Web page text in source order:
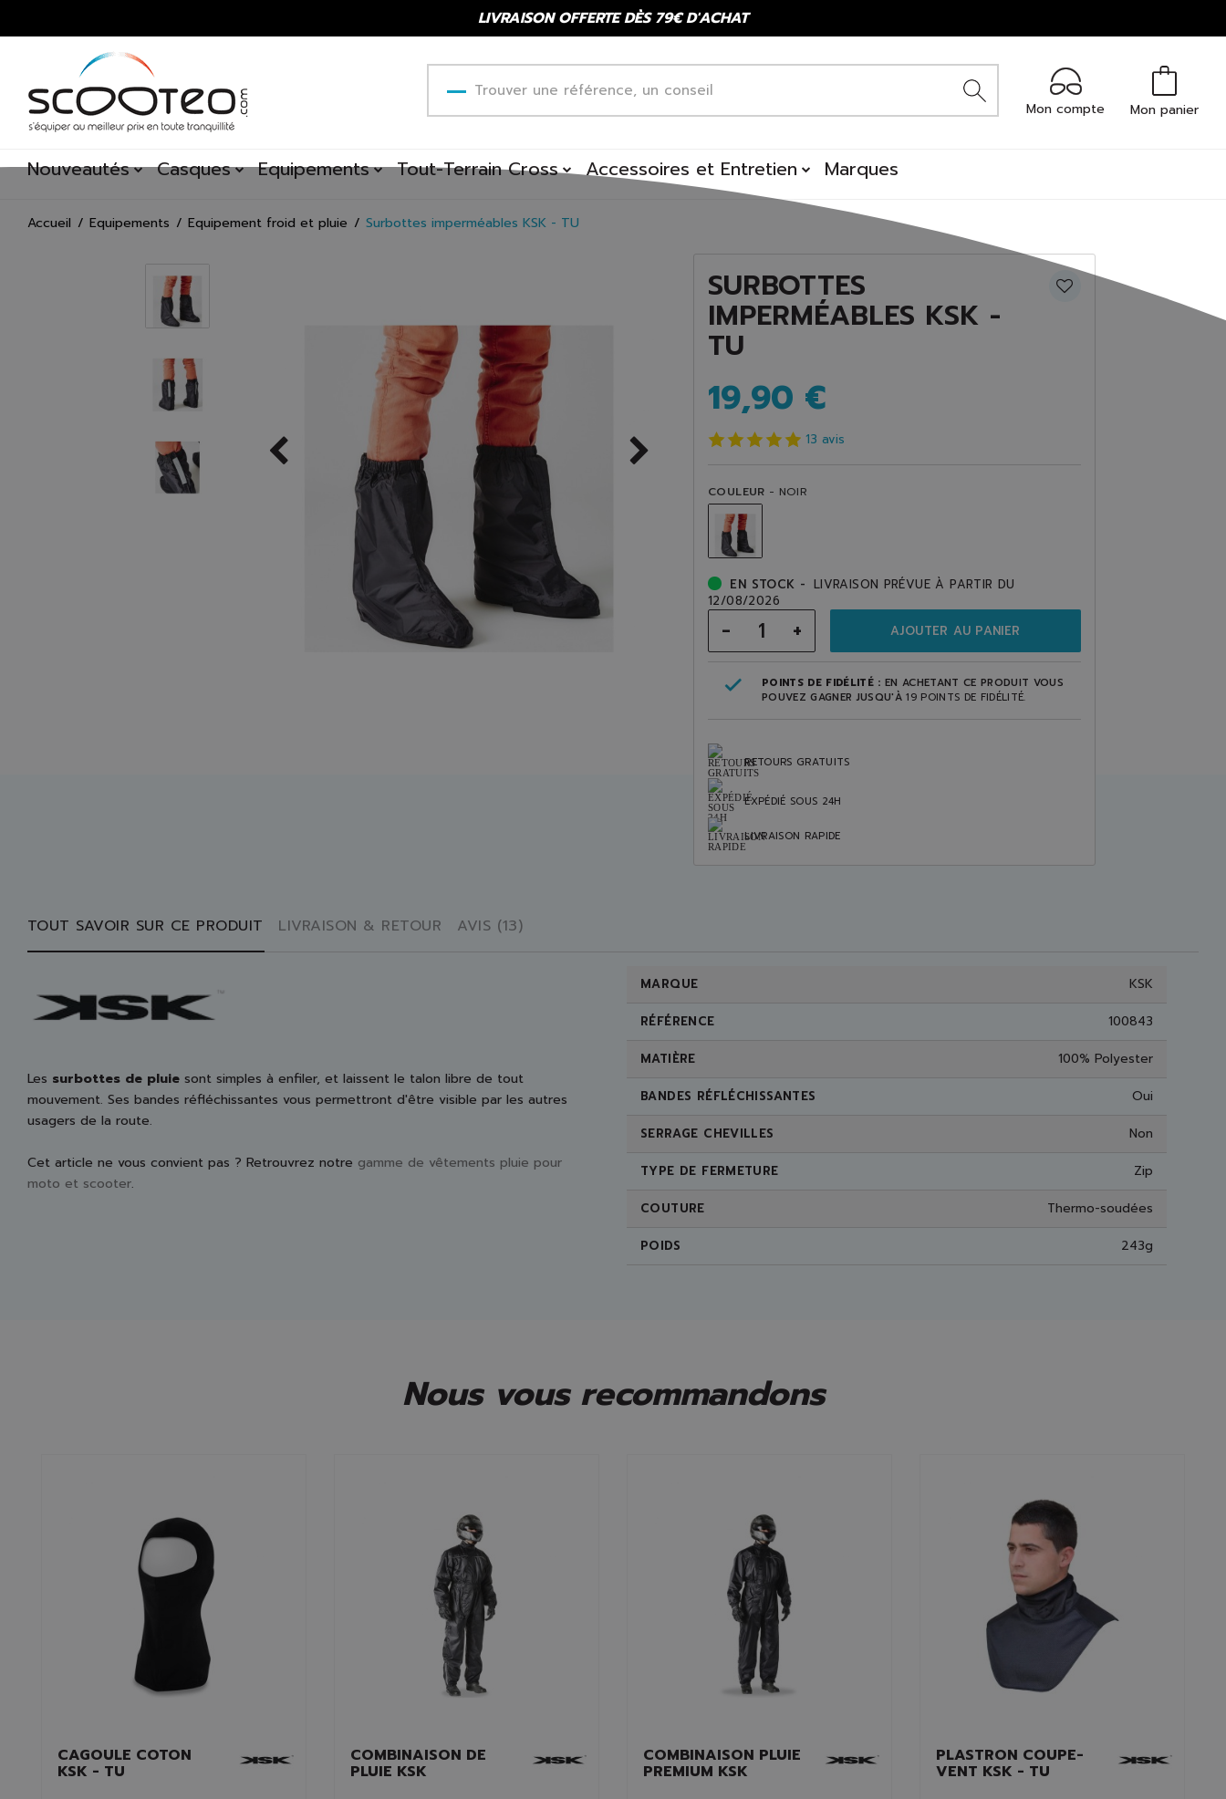
LIVRAISON OFFERTE DÈS 79€ D'ACHAT
Mon compte Mon panier
Nouveautés Casques Equipements Tout-Terrain Cross Accessoires et Entretien Marques
Accueil Equipements Equipement froid et pluie Surbottes imperméables KSK - TU
SURBOTTES
IMPERMÉABLES KSK -
TU
19,90 €
13 avis
COULEUR - NOIR
EN STOCK - LIVRAISON PRÉVUE À PARTIR DU
12/08/2026
- + AJOUTER AU PANIER
POINTS DE FIDÉLITÉ : EN ACHETANT CE PRODUIT VOUS
POUVEZ GAGNER JUSQU'À19 POINTS DE FIDÉLITÉ.
RETOURS GRATUITS
EXPÉDIÉ SOUS 24H
LIVRAISON RAPIDE
TOUT SAVOIR SUR CE PRODUIT LIVRAISON & RETOUR AVIS (13)
Les surbottes de pluie sont simples à enfiler, et laissent le talon libre de tout
mouvement. Ses bandes réfléchissantes vous permettront d'être visible par les autres
usagers de la route.
Cet article ne vous convient pas ? Retrouvrez notre gamme de vêtements pluie pour
moto et scooter.
MARQUE KSK
RÉFÉRENCE 100843
MATIÈRE 100% Polyester
BANDES RÉFLÉCHISSANTES Oui
SERRAGE CHEVILLES Non
TYPE DE FERMETURE Zip
COUTURE Thermo-soudées
POIDS 243g
Nous vous recommandons
CAGOULE COTON
KSK - TU
COMBINAISON DE
PLUIE KSK
COMBINAISON PLUIE
PREMIUM KSK
PLASTRON COUPE-
VENT KSK - TU